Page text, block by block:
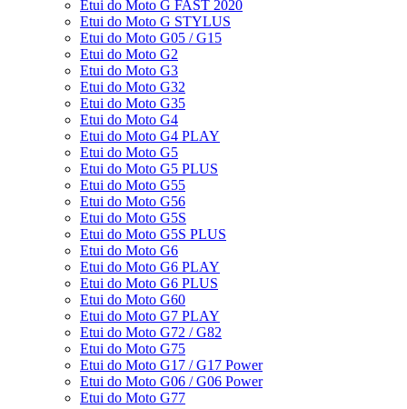
Etui do Moto G FAST 2020
Etui do Moto G STYLUS
Etui do Moto G05 / G15
Etui do Moto G2
Etui do Moto G3
Etui do Moto G32
Etui do Moto G35
Etui do Moto G4
Etui do Moto G4 PLAY
Etui do Moto G5
Etui do Moto G5 PLUS
Etui do Moto G55
Etui do Moto G56
Etui do Moto G5S
Etui do Moto G5S PLUS
Etui do Moto G6
Etui do Moto G6 PLAY
Etui do Moto G6 PLUS
Etui do Moto G60
Etui do Moto G7 PLAY
Etui do Moto G72 / G82
Etui do Moto G75
Etui do Moto G17 / G17 Power
Etui do Moto G06 / G06 Power
Etui do Moto G77